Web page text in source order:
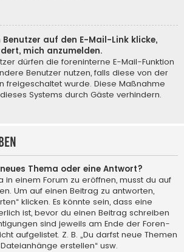
Benutzer auf den E-Mail-Link klicke,
mich anzumelden.
dürfen die foreninterne E-Mail-Funktion
Benutzer nutzen, falls diese von der
freigeschaltet wurde. Diese Maßnahme
Systems durch Gäste verhindern.
Thema oder eine Antwort?
in einem Forum zu eröffnen, musst du auf
Um auf einen Beitrag zu antworten,
klicken. Es könnte sein, dass eine
ist, bevor du einen Beitrag schreiben
sind jeweils am Ende der Foren-
aufgelistet. Z. B. „Du darfst neue Themen
erstellen“ usw.